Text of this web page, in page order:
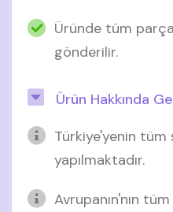
Üründe tüm
gönderilir.
Ürün Hakkında
Türkiye'yenin
yapılmaktadır.
Avrupanın'nın